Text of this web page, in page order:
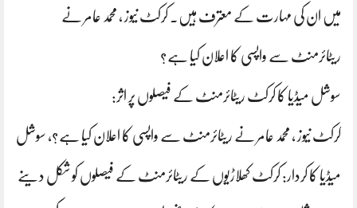
میں ان کی مہارت کے معترف ہیں۔ کرکٹ نیوز ، محمد عامر نے
ریٹائرمنٹ سے واپسی کا اعلان کیا ہے؟
سوشل میڈیا کا کرکٹ ریٹائرمنٹ کے فیصلوں پر اثر:
کرکٹ نیوز ، محمد عامر نے ریٹائرمنٹ سے واپسی کا اعلان کیا ہے؟، سوشل
میڈیا کا کردار: کرکٹ کھلاڑیوں کے ریٹائرمنٹ کے فیصلوں کو شکل دینے